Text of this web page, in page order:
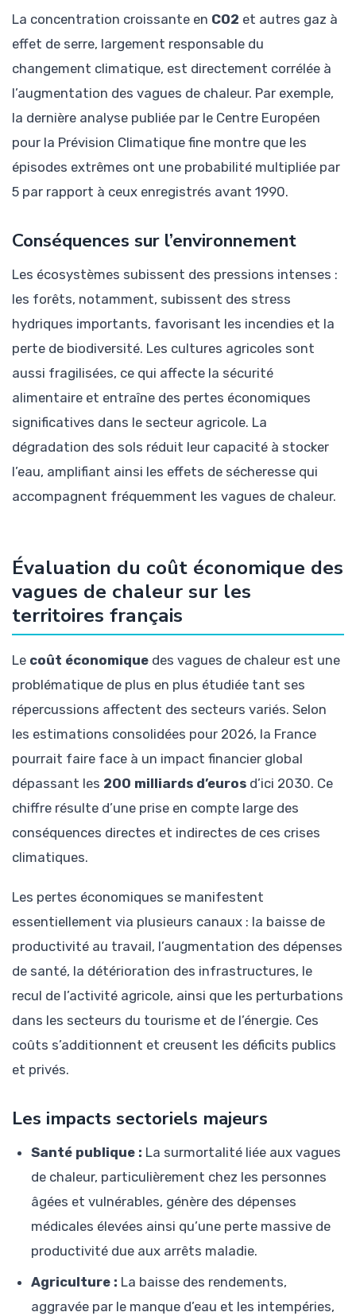
La concentration croissante en CO2 et autres gaz à
effet de serre, largement responsable du
changement climatique, est directement corrélée à
l’augmentation des vagues de chaleur. Par exemple,
la dernière analyse publiée par le Centre Européen
pour la Prévision Climatique fine montre que les
épisodes extrêmes ont une probabilité multipliée par
5 par rapport à ceux enregistrés avant 1990.
Conséquences sur l’environnement
Les écosystèmes subissent des pressions intenses :
les forêts, notamment, subissent des stress
hydriques importants, favorisant les incendies et la
perte de biodiversité. Les cultures agricoles sont
aussi fragilisées, ce qui affecte la sécurité
alimentaire et entraîne des pertes économiques
significatives dans le secteur agricole. La
dégradation des sols réduit leur capacité à stocker
l’eau, amplifiant ainsi les effets de sécheresse qui
accompagnent fréquemment les vagues de chaleur.
Évaluation du coût économique des
vagues de chaleur sur les
territoires français
Le coût économique des vagues de chaleur est une
problématique de plus en plus étudiée tant ses
répercussions affectent des secteurs variés. Selon
les estimations consolidées pour 2026, la France
pourrait faire face à un impact financier global
dépassant les 200 milliards d’euros d’ici 2030. Ce
chiffre résulte d’une prise en compte large des
conséquences directes et indirectes de ces crises
climatiques.
Les pertes économiques se manifestent
essentiellement via plusieurs canaux : la baisse de
productivité au travail, l’augmentation des dépenses
de santé, la détérioration des infrastructures, le
recul de l’activité agricole, ainsi que les perturbations
dans les secteurs du tourisme et de l’énergie. Ces
coûts s’additionnent et creusent les déficits publics
et privés.
Les impacts sectoriels majeurs
Santé publique : La surmortalité liée aux vagues
de chaleur, particulièrement chez les personnes
âgées et vulnérables, génère des dépenses
médicales élevées ainsi qu’une perte massive de
productivité due aux arrêts maladie.
Agriculture : La baisse des rendements,
aggravée par le manque d’eau et les intempéries,